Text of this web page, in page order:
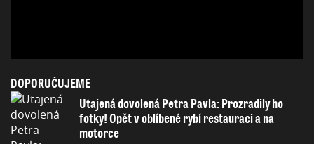
DOPORUČUJEME
Utajená dovolená Petra Pavla: Prozradily ho
fotky! Opět v oblíbené rybí restauraci a na
motorce